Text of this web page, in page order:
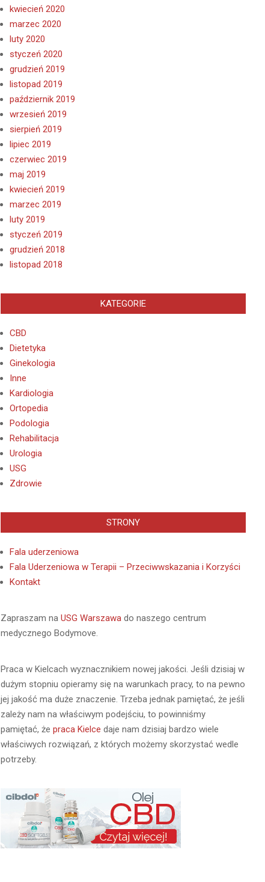
kwiecień 2020
marzec 2020
luty 2020
styczeń 2020
grudzień 2019
listopad 2019
październik 2019
wrzesień 2019
sierpień 2019
lipiec 2019
czerwiec 2019
maj 2019
kwiecień 2019
marzec 2019
luty 2019
styczeń 2019
grudzień 2018
listopad 2018
KATEGORIE
CBD
Dietetyka
Ginekologia
Inne
Kardiologia
Ortopedia
Podologia
Rehabilitacja
Urologia
USG
Zdrowie
STRONY
Fala uderzeniowa
Fala Uderzeniowa w Terapii – Przeciwwskazania i Korzyści
Kontakt
Zapraszam na USG Warszawa do naszego centrum
medycznego Bodymove.
Praca w Kielcach wyznacznikiem nowej jakości. Jeśli dzisiaj w
dużym stopniu opieramy się na warunkach pracy, to na pewno
jej jakość ma duże znaczenie. Trzeba jednak pamiętać, że jeśli
zależy nam na właściwym podejściu, to powinniśmy
pamiętać, że praca Kielce daje nam dzisiaj bardzo wiele
właściwych rozwiązań, z których możemy skorzystać wedle
potrzeby.